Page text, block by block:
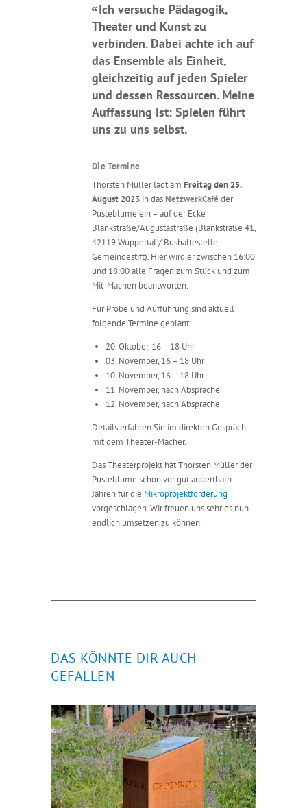
Ich versuche Pädagogik,
Theater und Kunst zu
verbinden. Dabei achte ich auf
das Ensemble als Einheit,
gleichzeitig auf jeden Spieler
und dessen Ressourcen. Meine
Auffassung ist: Spielen führt
uns zu uns selbst.
Die Termine
Thorsten Müller lädt am Freitag den 25.
August 2023 in dasNetzwerkCafé der
Pusteblume ein – auf der Ecke
Blankstraße/Augustastraße (Blankstraße 41,
42119 Wuppertal / Bushaltestelle
Gemeindestift). Hier wird er zwischen 16:00
und 18:00 alle Fragen zum Stück und zum
Mit-Machen beantworten.
Für Probe und Aufführung sind aktuell
folgende Termine geplant:
20. Oktober, 16 – 18 Uhr
03. November, 16 – 18 Uhr
10. November, 16 – 18 Uhr
11. November, nach Absprache
12. November, nach Absprache
Details erfahren Sie im direkten Gespräch
mit dem Theater-Macher.
Das Theaterprojekt hat Thorsten Müller der
Pusteblume schon vor gut anderthalb
Jahren für die Mikroprojektförderung
vorgeschlagen. Wir freuen uns sehr es nun
endlich umsetzen zu können.
DAS KÖNNTE DIR AUCH
GEFALLEN